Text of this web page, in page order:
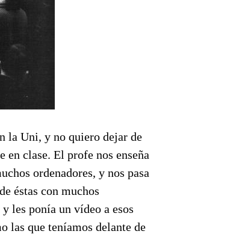
la Uni, y no quiero dejar de
clase. El profe nos enseña
ordenadores, y nos pasa
éstas con muchos
les ponía un vídeo a esos
las que teníamos delante de